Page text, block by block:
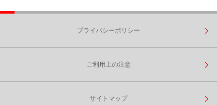
プライバシーポリシー
ご利用上の注意
サイトマップ